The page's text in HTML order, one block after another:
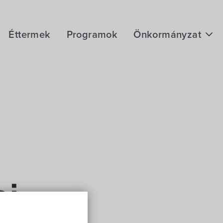
Éttermek Programok Önkormányzat